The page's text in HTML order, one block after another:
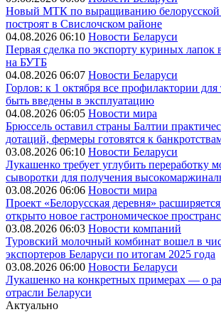
Новый МТК по выращиванию белорусской
построят в Свислочском районе
04.08.2026 06:10 Новости Беларуси
Первая сделка по экспорту куриных лапок
на БУТБ
04.08.2026 06:07 Новости Беларуси
Горлов: к 1 октября все профилактории
быть введены в эксплуатацию
04.08.2026 06:05 Новости мира
Брюссель оставил страны Балтии
дотаций, фермеры готовятся к
03.08.2026 06:10 Новости Беларуси
Лукашенко требует углубить переработку
сыворотки для получения
03.08.2026 06:06 Новости мира
Проект «Белорусская деревня»
открыто новое гастрономическое
03.08.2026 06:03 Новости компаний
Туровский молочный комбинат вошел в
экспортеров Беларуси по итогам 2025 года
03.08.2026 06:00 Новости Беларуси
Лукашенко на конкретных примерах — о
отрасли Беларуси
Актуально